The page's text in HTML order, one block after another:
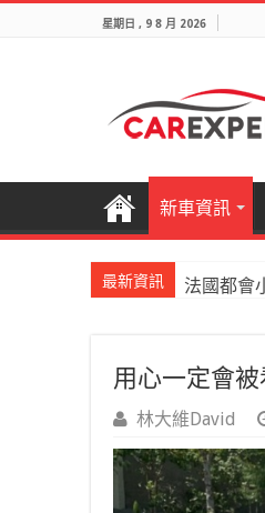
星期日 , 9 8 月 2026
新車資訊
最新資訊 法國都會
國產電油
用心一定會
林大維David